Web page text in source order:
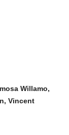
Willamo,
Vincent